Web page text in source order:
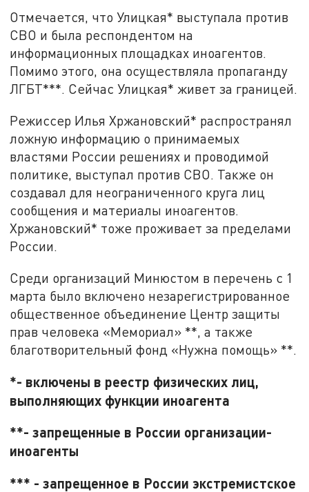
Отмечается, что Улицкая* выступала против
СВО и была респондентом на
информационных площадках иноагентов.
Помимо этого, она осуществляла пропаганду
ЛГБТ***. Сейчас Улицкая* живет за границей.
Режиссер Илья Хржановский* распространял
ложную информацию о принимаемых
властями России решениях и проводимой
политике, выступал против СВО. Также он
создавал для неограниченного круга лиц
сообщения и материалы иноагентов.
Хржановский* тоже проживает за пределами
России.
Среди организаций Минюстом в перечень с 1
марта было включено незарегистрированное
общественное объединение Центр защиты
прав человека «Мемориал» **, а также
благотворительный фонд «Нужна помощь» **.
*- включены в реестр физических лиц,
выполняющих функции иноагента
**- запрещенные в России организации-
иноагенты
*** - запрещенное в России экстремистское